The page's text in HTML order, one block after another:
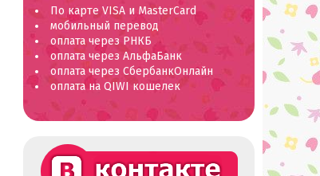
По карте VISA и MasterCard
мобильный перевод
оплата через РНКБ
оплата через АльфаБанк
оплата через СбербанкОнлайн
оплата на QIWI кошелек